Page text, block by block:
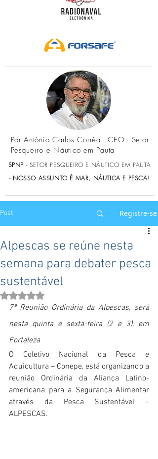
Por Antônio Carlos Corrêa - CEO - Setor
Pesqueiro e Náutico em Pauta
SPNP - SETOR PESQUEIRO E NÁUTICO EM PAUTA
- NOSSO ASSUNTO É MAR, NÁUTICA E PESCA!
Post Registre-se
Alpescas se reúne nesta
semana para debater pesca
sustentável
Avaliado com NaN de 5 estrelas.
7ª Reunião Ordinária da Alpescas, será
nesta quinta e sexta-feira (2 e 3), em
Fortaleza
O Coletivo Nacional da Pesca e
Aquicultura – Conepe, está organizando a
reunião Ordinária da Aliança Latino-
americana para a Segurança Alimentar
através da Pesca Sustentável –
ALPESCAS.